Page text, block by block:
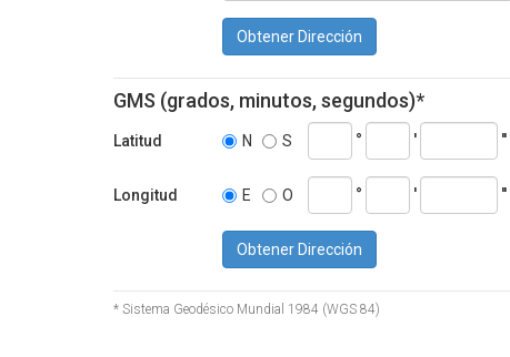
Obtener Dirección
GMS (grados, minutos, segundos)*
Latitud N S ° ' ''
Longitud E O ° ' ''
Obtener Dirección
* Sistema Geodésico Mundial 1984 (WGS 84)